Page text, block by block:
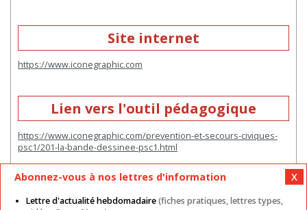
Site internet
https://www.iconegraphic.com
Lien vers l'outil pédagogique
https://www.iconegraphic.com/prevention-et-secours-civiques-
psc1/201-la-bande-dessinee-psc1.html
Abonnez-vous à nos lettres d'information
Lettre d'actualité hebdomadaire(fiches pratiques, lettres types,